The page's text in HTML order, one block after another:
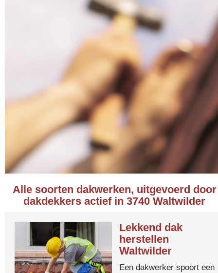
Alle soorten dakwerken, uitgevoerd door
dakdekkers actief in 3740 Waltwilder
Lekkend dak
herstellen
Waltwilder
Een dakwerker spoort een